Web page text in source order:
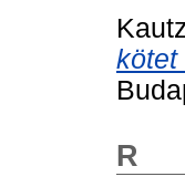
kötet
R